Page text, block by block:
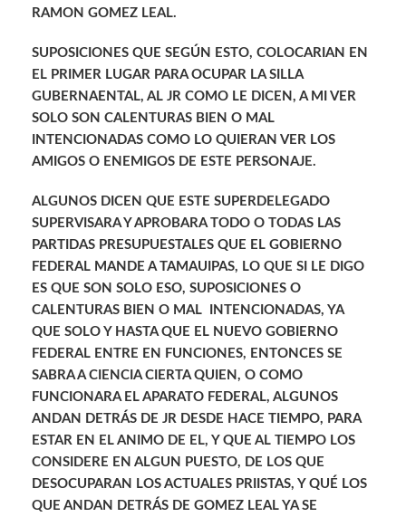
RAMON GOMEZ LEAL.
SUPOSICIONES QUE SEGÚN ESTO, COLOCARIAN EN
EL PRIMER LUGAR PARA OCUPAR LA SILLA
GUBERNAENTAL, AL JR COMO LE DICEN, A MI VER
SOLO SON CALENTURAS BIEN O MAL
INTENCIONADAS COMO LO QUIERAN VER LOS
AMIGOS O ENEMIGOS DE ESTE PERSONAJE.
ALGUNOS DICEN QUE ESTE SUPERDELEGADO
SUPERVISARA Y APROBARA TODO O TODAS LAS
PARTIDAS PRESUPUESTALES QUE EL GOBIERNO
FEDERAL MANDE A TAMAUIPAS, LO QUE SI LE DIGO
ES QUE SON SOLO ESO, SUPOSICIONES O
CALENTURAS BIEN O MAL INTENCIONADAS, YA
QUE SOLO Y HASTA QUE EL NUEVO GOBIERNO
FEDERAL ENTRE EN FUNCIONES, ENTONCES SE
SABRA A CIENCIA CIERTA QUIEN, O COMO
FUNCIONARA EL APARATO FEDERAL, ALGUNOS
ANDAN DETRÁS DE JR DESDE HACE TIEMPO, PARA
ESTAR EN EL ANIMO DE EL, Y QUE AL TIEMPO LOS
CONSIDERE EN ALGUN PUESTO, DE LOS QUE
DESOCUPARAN LOS ACTUALES PRIISTAS, Y QUÉ LOS
QUE ANDAN DETRÁS DE GOMEZ LEAL YA SE